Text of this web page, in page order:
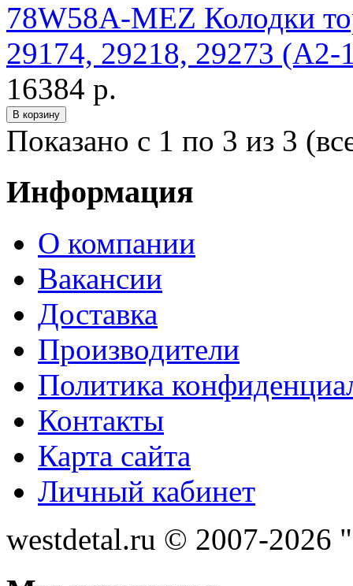
78W58A-MEZ Колодки
29174, 29218, 29273 (A2-
16384 р.
Показано с 1 по 3 из 3
Информация
О компании
Вакансии
Доставка
Производители
Политика
Контакты
Карта сайта
Личный кабинет
westdetal.ru © 2007-2026